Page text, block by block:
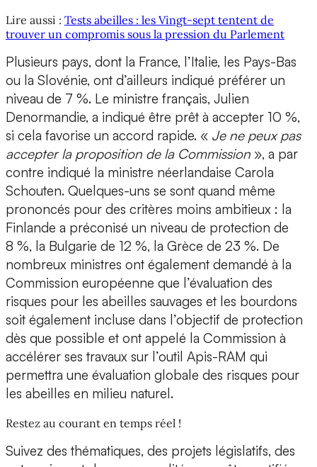
Lire aussi : Tests abeilles : les Vingt-sept tentent de
trouver un compromis sous la pression du Parlement
Plusieurs pays, dont la France, l’Italie, les Pays-Bas
ou la Slovénie, ont d’ailleurs indiqué préférer un
niveau de 7 %. Le ministre français, Julien
Denormandie, a indiqué être prêt à accepter 10 %,
si cela favorise un accord rapide. « Je ne peux pas
accepter la proposition de la Commission », a par
contre indiqué la ministre néerlandaise Carola
Schouten. Quelques-uns se sont quand même
prononcés pour des critères moins ambitieux : la
Finlande a préconisé un niveau de protection de
8 %, la Bulgarie de 12 %, la Grèce de 23 %. De
nombreux ministres ont également demandé à la
Commission européenne que l’évaluation des
risques pour les abeilles sauvages et les bourdons
soit également incluse dans l’objectif de protection
dès que possible et ont appelé la Commission à
accélérer ses travaux sur l’outil Apis-RAM qui
permettra une évaluation globale des risques pour
les abeilles en milieu naturel.
Restez au courant en temps réel !
Suivez des thématiques, des projets législatifs, des